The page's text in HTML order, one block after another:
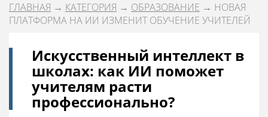
ГЛАВНАЯ → КАТЕГОРИЯ → ОБРАЗОВАНИЕ → НОВАЯ
ПЛАТФОРМА НА ИИ ИЗМЕНИТ ОБУЧЕНИЕ УЧИТЕЛЕЙ
Искусственный интеллект в
школах: как ИИ поможет
учителям расти
профессионально?